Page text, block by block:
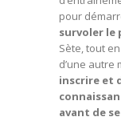
pour
survoler le
Sète, tout
d’une autre
inscrire et
avant de